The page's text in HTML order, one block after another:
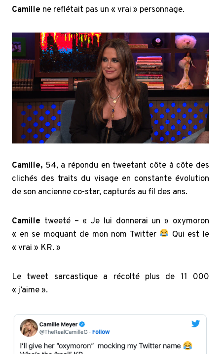
Camille ne reflétait pas un « vrai » personnage.
Camille, 54, a répondu en tweetant côte à côte des
clichés des traits du visage en constante évolution
de son ancienne co-star, capturés au fil des ans.
Camille tweeté – « Je lui donnerai un » oxymoron
« en se moquant de mon nom Twitter
Qui est le
« vrai » KR. »
Le tweet sarcastique a récolté plus de 11 000
« j’aime ».